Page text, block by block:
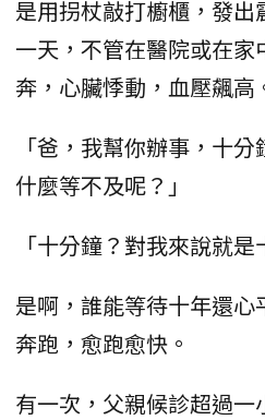
是用拐杖敲打櫥櫃，發
一天，不管在醫院或在家
奔，心臟悸動，血壓飆高
「爸，我幫你辦事，十
什麼等不及呢？」
「十分鐘？對我來說就是
是啊，誰能等待十年還
奔跑，愈跑愈快。
有一次，父親候診超過一